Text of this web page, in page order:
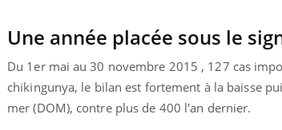
Une année placée sous le
Du 1er mai au 30 novembre 2015 , 127 cas
chikingunya, le bilan est fortement à la baisse
mer (DOM), contre plus de 400 l'an dernier.